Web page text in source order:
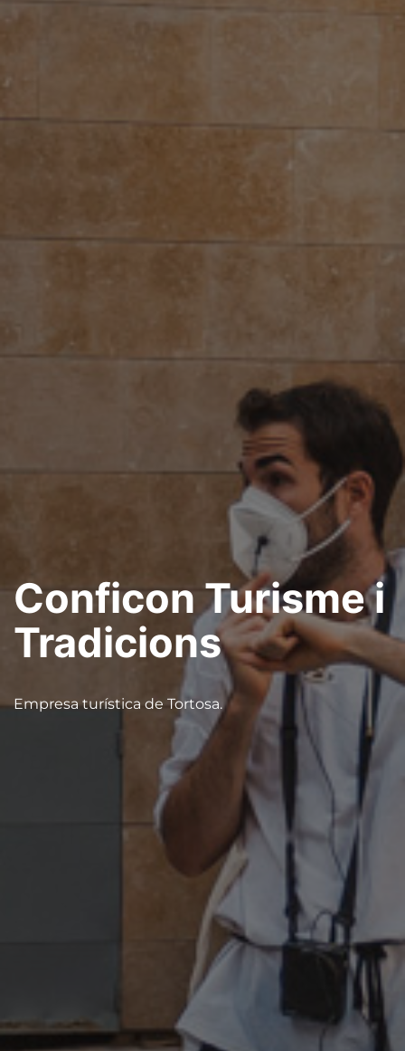
Conficon Turisme i
Tradicions
Empresa turística de Tortosa.